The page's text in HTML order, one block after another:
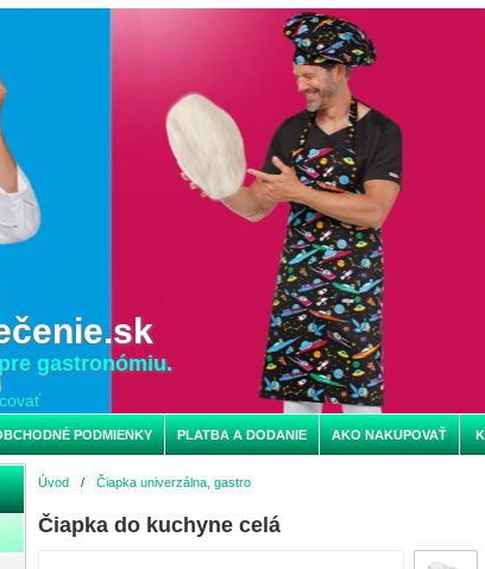
gastronómiu.
PODMIENKY PLATBA A DODANIE AKO NAKUPOVAŤ
Úvod / Čiapka univerzálna, gastro
Čiapka do kuchyne celá